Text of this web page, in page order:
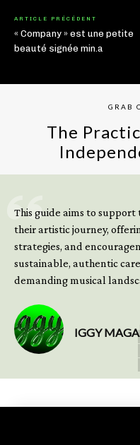
ARTICLE PRÉCÉDENT
« Company » est une petite
beauté signée min.a
GRAB
The
This guide aims to
their artistic journey,
strategies, and
sustainable, authentic
demanding musical
IGGY